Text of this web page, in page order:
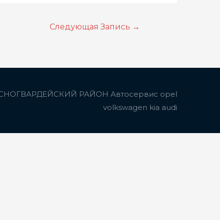
Следующая Запись →
РАЙОН Автосервис opel
volkswagen kia audi